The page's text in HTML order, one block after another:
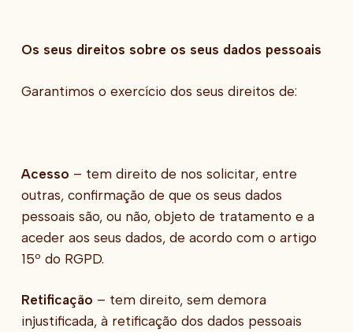
Os seus direitos sobre os seus dados pessoais
Garantimos o exercício dos seus direitos de:
Acesso – tem direito de nos solicitar, entre
outras, confirmação de que os seus dados
pessoais são, ou não, objeto de tratamento e a
aceder aos seus dados, de acordo com o artigo
15º do RGPD.
Retificação – tem direito, sem demora
injustificada, à retificação dos dados pessoais